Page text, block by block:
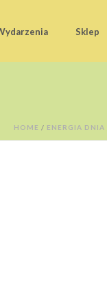
Sklep
HOME / ENERGIA DNIA